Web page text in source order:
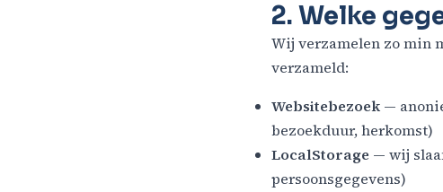
2. Welke
Wij verzamelen zo min
verzameld:
Websitebezoek —
bezoekduur, herkomst)
LocalStorage — wij
persoonsgegevens)